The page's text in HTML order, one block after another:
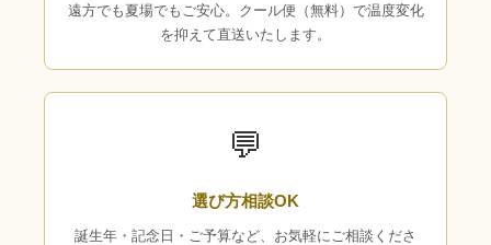
遠方でも夏場でもご安心。クール便（無料）で温度変化
を抑えて直送いたします。
💬
選び方相談OK
誕生年・記念日・ご予算など、お気軽にご相談くださ